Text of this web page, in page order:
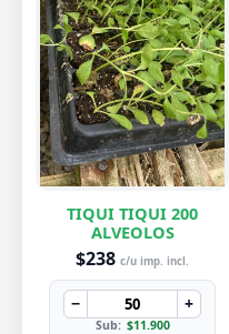
TIQUI TIQUI 200
ALVEOLOS
$238 c/u imp. incl.
− +
Sub: $11.900